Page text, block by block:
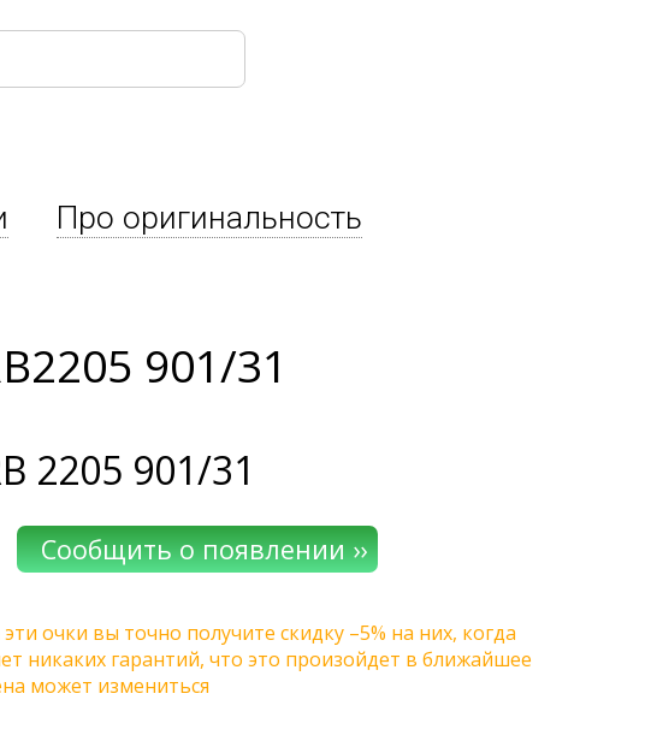
Про оригинальность
901/31
2205 901/31
очки вы точно получите скидку –5% на них, когда
никаких гарантий, что это произойдет в ближайшее
может измениться